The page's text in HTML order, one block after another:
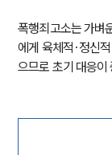
폭행죄고소는 가벼
에게 육체적·정신
으므로 초기 대응이